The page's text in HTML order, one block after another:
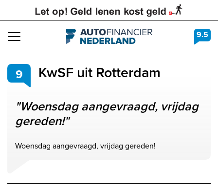
Navigation 9.5
9 KwSF uit Rotterdam
"Woensdag aangevraagd, vrijdag
gereden!"
Woensdag aangevraagd, vrijdag gereden!